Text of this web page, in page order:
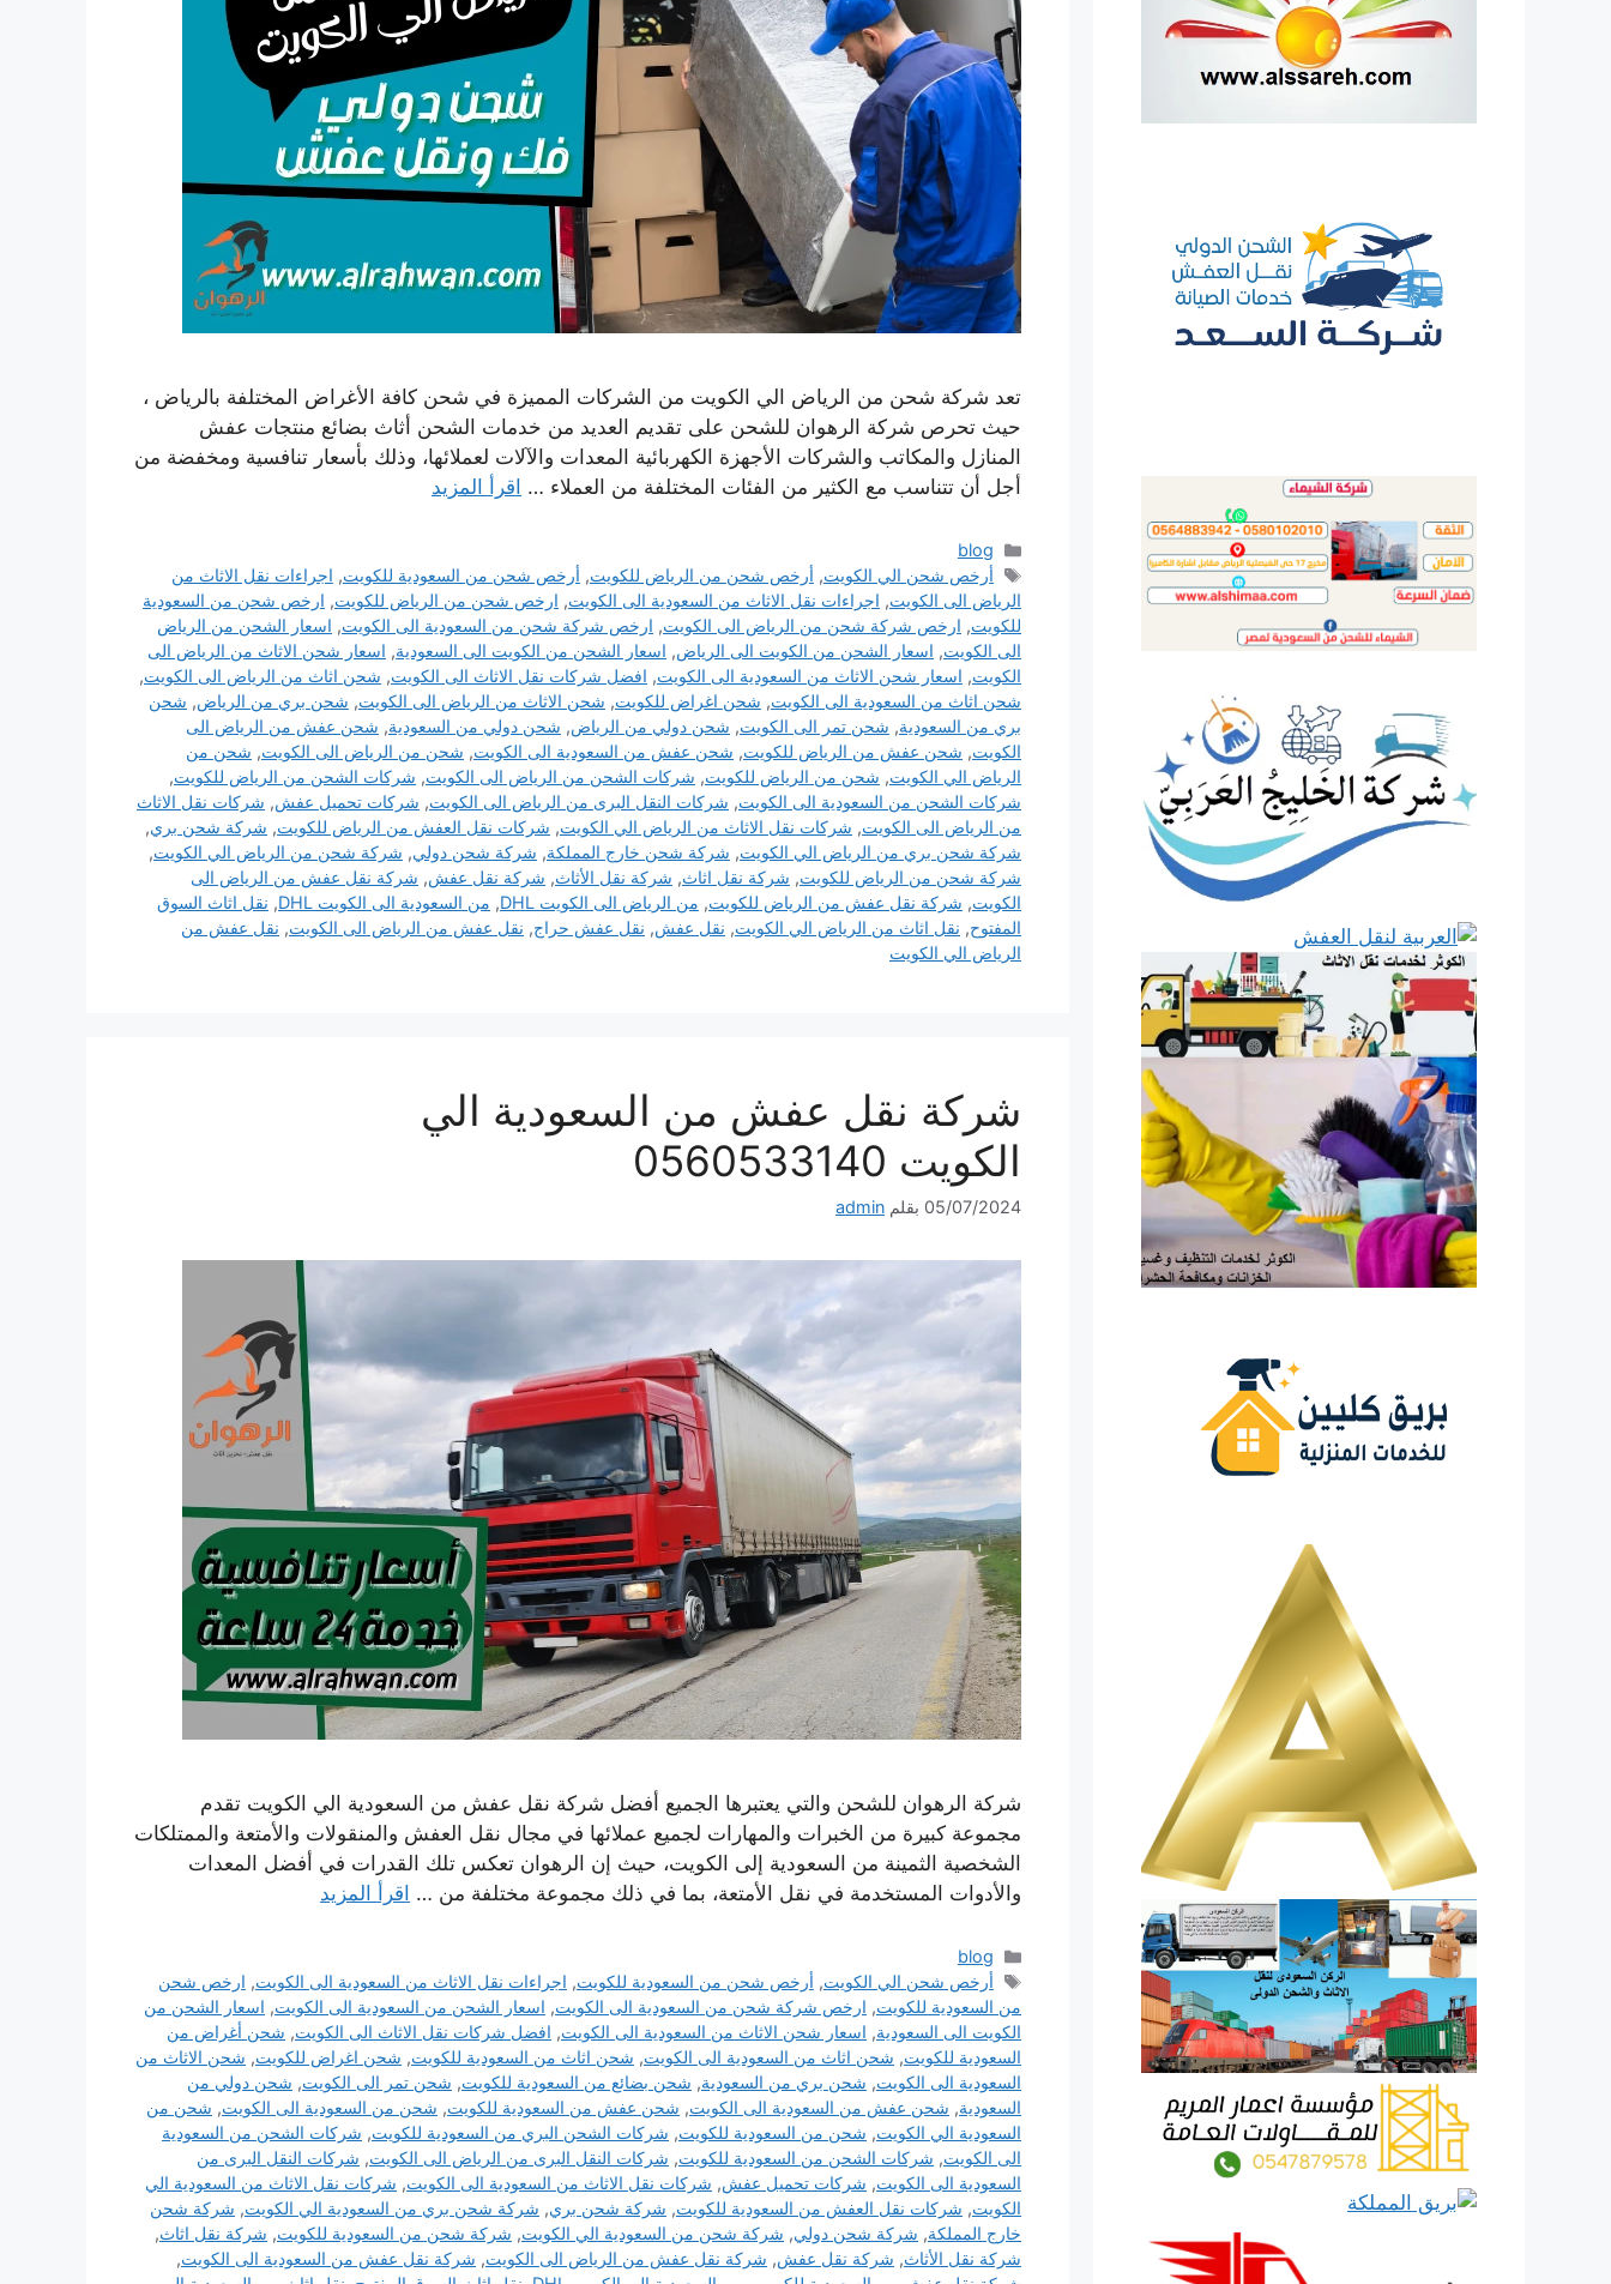
تعد شركة شحن من الرياض الي الكويت من الشركات المميزة في شحن كافة الأغراض المختلفة بالرياض ،
حيث تحرص شركة الرهوان للشحن على تقديم العديد من خدمات الشحن أثاث بضائع منتجات عفش
المنازل والمكاتب والشركات الأجهزة الكهربائية المعدات والآلات لعملائها، وذلك بأسعار تنافسية ومخفضة من
أجل أن تتناسب مع الكثير من الفئات المختلفة من العملاء … اقرأ المزيد
التصنيفات
blog
الوسوم
أرخص شحن الي الكويت, أرخص شحن من الرياض للكويت, أرخص شحن من السعودية للكويت, اجراءات نقل الاثاث من
الرياض الى الكويت, اجراءات نقل الاثاث من السعودية الى الكويت, ارخص شحن من الرياض للكويت, ارخص شحن من السعودية
للكويت, ارخص شركة شحن من الرياض الى الكويت, ارخص شركة شحن من السعودية الى الكويت, اسعار الشحن من الرياض
الى الكويت, اسعار الشحن من الكويت الى الرياض, اسعار الشحن من الكويت الى السعودية, اسعار شحن الاثاث من الرياض الى
الكويت, اسعار شحن الاثاث من السعودية الى الكويت, افضل شركات نقل الاثاث الى الكويت, شحن اثاث من الرياض الى الكويت,
شحن اثاث من السعودية الى الكويت, شحن اغراض للكويت, شحن الاثاث من الرياض الى الكويت, شحن بري من الرياض, شحن
بري من السعودية, شحن تمر الى الكويت, شحن دولي من الرياض, شحن دولي من السعودية, شحن عفش من الرياض الى
الكويت, شحن عفش من الرياض للكويت, شحن عفش من السعودية الى الكويت, شحن من الرياض الى الكويت, شحن من
الرياض الي الكويت, شحن من الرياض للكويت, شركات الشحن من الرياض الى الكويت, شركات الشحن من الرياض للكويت,
شركات الشحن من السعودية الى الكويت, شركات النقل البرى من الرياض الى الكويت, شركات تحميل عفش, شركات نقل الاثاث
من الرياض الى الكويت, شركات نقل الاثاث من الرياض الي الكويت, شركات نقل العفش من الرياض للكويت, شركة شحن بري,
شركة شحن بري من الرياض الي الكويت, شركة شحن خارج المملكة, شركة شحن دولي, شركة شحن من الرياض الي الكويت,
شركة شحن من الرياض للكويت, شركة نقل اثاث, شركة نقل الأثاث, شركة نقل عفش, شركة نقل عفش من الرياض الى
الكويت, شركة نقل عفش من الرياض للكويت, من الرياض الى الكويت DHL , من السعودية الى الكويت DHL , نقل اثاث السوق
المفتوح, نقل اثاث من الرياض الي الكويت, نقل عفش, نقل عفش حراج, نقل عفش من الرياض الى الكويت, نقل عفش من
الرياض الي الكويت
شركة نقل عفش من السعودية الي
الكويت 0560533140
05/07/2024 بقلم admin
شركة الرهوان للشحن والتي يعتبرها الجميع أفضل شركة نقل عفش من السعودية الي الكويت تقدم
مجموعة كبيرة من الخبرات والمهارات لجميع عملائها في مجال نقل العفش والمنقولات والأمتعة والممتلكات
الشخصية الثمينة من السعودية إلى الكويت، حيث إن الرهوان تعكس تلك القدرات في أفضل المعدات
والأدوات المستخدمة في نقل الأمتعة، بما في ذلك مجموعة مختلفة من … اقرأ المزيد
التصنيفات
blog
الوسوم
أرخص شحن الي الكويت, أرخص شحن من السعودية للكويت, اجراءات نقل الاثاث من السعودية الى الكويت, ارخص شحن
من السعودية للكويت, ارخص شركة شحن من السعودية الى الكويت, اسعار الشحن من السعودية الى الكويت, اسعار الشحن من
الكويت الى السعودية, اسعار شحن الاثاث من السعودية الى الكويت, افضل شركات نقل الاثاث الى الكويت, شحن أغراض من
السعودية للكويت, شحن اثاث من السعودية الى الكويت, شحن اثاث من السعودية للكويت, شحن اغراض للكويت, شحن الاثاث من
السعودية الى الكويت, شحن بري من السعودية, شحن بضائع من السعودية للكويت, شحن تمر الى الكويت, شحن دولي من
السعودية, شحن عفش من السعودية الى الكويت, شحن عفش من السعودية للكويت, شحن من السعودية الى الكويت, شحن من
السعودية الي الكويت, شحن من السعودية للكويت, شركات الشحن البري من السعودية للكويت, شركات الشحن من السعودية
الى الكويت, شركات الشحن من السعودية للكويت, شركات النقل البرى من الرياض الى الكويت, شركات النقل البرى من
السعودية الى الكويت, شركات تحميل عفش, شركات نقل الاثاث من السعودية الى الكويت, شركات نقل الاثاث من السعودية الي
الكويت, شركات نقل العفش من السعودية للكويت, شركة شحن بري, شركة شحن بري من السعودية الي الكويت, شركة شحن
خارج المملكة, شركة شحن دولي, شركة شحن من السعودية الي الكويت, شركة شحن من السعودية للكويت, شركة نقل اثاث,
شركة نقل الأثاث, شركة نقل عفش, شركة نقل عفش من الرياض الى الكويت, شركة نقل عفش من السعودية الى الكويت,